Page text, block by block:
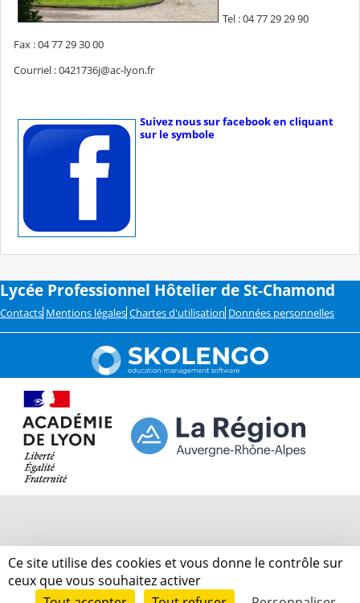
Tel : 04 77 29 29 90
Fax : 04 77 29 30 00
Courriel : 0421736j@ac-lyon.fr
Suivez nous sur facebook en cliquant
sur le symbole
Lycée Professionnel Hôtelier de St-Chamond
Contacts Mentions légales Chartes d'utilisation Données personnelles
Ce site utilise des cookies et vous donne le contrôle sur
ceux que vous souhaitez activer